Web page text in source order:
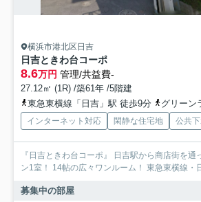
横浜市港北区日吉
日吉ときわ台コーポ
8.6万円 管理/共益費-
27.12㎡ (1R) /築61年 /5階建
東急東横線「日吉」駅 徒歩9分
グリーンライ
インターネット対応 閑静な住宅地 公共
『日吉ときわ台コーポ』 日吉駅から商店街を通
ン1室！ 14帖の広々ワンルーム！ 東急東横線・
募集中の部屋